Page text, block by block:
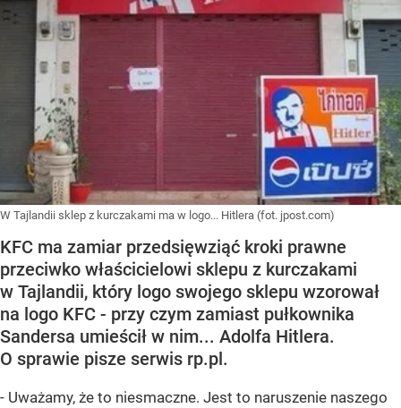
W Tajlandii sklep z kurczakami ma w logo... Hitlera (fot. jpost.com)
KFC ma zamiar przedsięwziąć kroki prawne
przeciwko właścicielowi sklepu z kurczakami
w Tajlandii, który logo swojego sklepu wzorował
na logo KFC - przy czym zamiast pułkownika
Sandersa umieścił w nim... Adolfa Hitlera.
O sprawie pisze serwis rp.pl.
- Uważamy, że to niesmaczne. Jest to naruszenie naszego